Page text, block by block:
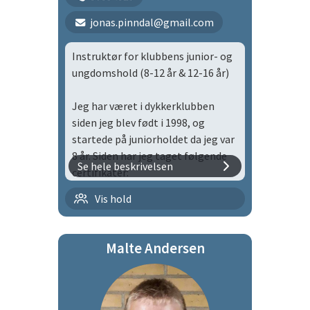
TDI Advanced Trimix Diver
IART Inspiration Diver Level I
UTD Overhead Protocols
SSI Master Diver
IANTD EANx Gas Blender
Technician
Instruktørtræner ved Dansk
Sportsdykker Forbund siden 1995
Kursusleder ved Dansk
jonas.pinndal@gmail.com
Instruktør for klubbens junior- og
ungdomshold (8-12 år & 12-16 år)
Jeg har været i dykkerklubben
siden jeg blev født i 1998, og
startede på juniorholdet da jeg var
8 år. Siden har jeg taget følgende
certifikater:
CMAS Snorkeldykker
CMAS**
Snorkeldykkerinstruktør
CMAS* Flaskedykker
Udover at være instruktør er jeg
valgt til bestyrelsen i Herlev
Se hele beskrivelsen
Vis hold
Familietid
Mandagstræning
Onsdagstræning
Tirsdagstræning
Malte Andersen